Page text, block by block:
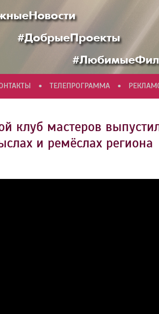
• ТЕЛЕПРОГРАММА •
клуб мастеров
и ремёслах региона